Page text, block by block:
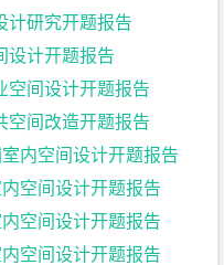
计研究开题报告
设计开题报告
空间设计开题报告
空间改造开题报告
内空间设计开题报告
空间设计开题报告
空间设计开题报告
空间设计开题报告